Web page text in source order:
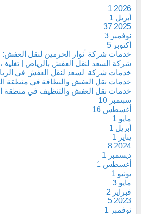
2026
1
أبريل 1
2025
37
نوفمبر 3
أكتوبر 5
خدمات شركة أنوار الحرمين لنقل العفش:
شركة السعد لنقل العفش بالرياض | تغليف
خدمات شركة السعد لنقل العفش في
خدمات نقل العفش والنظافة في منطقة
خدمات نقل العفش والتنظيف في منطقة
سبتمبر 10
أغسطس 16
مايو 1
أبريل 1
يناير 1
2024
8
ديسمبر 1
أغسطس 1
يونيو 1
مايو 3
فبراير 2
2023
5
نوفمبر 1